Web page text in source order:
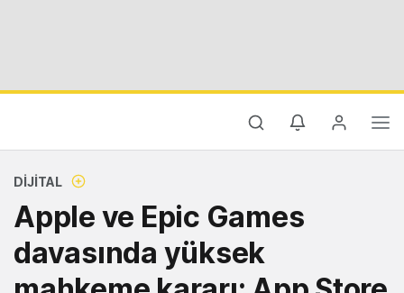
DIJITAL
Apple ve Epic Games
davasında yüksek